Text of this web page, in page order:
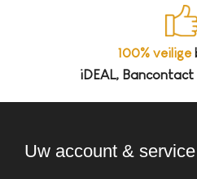
100% veilige
iDEAL,
Uw account & service